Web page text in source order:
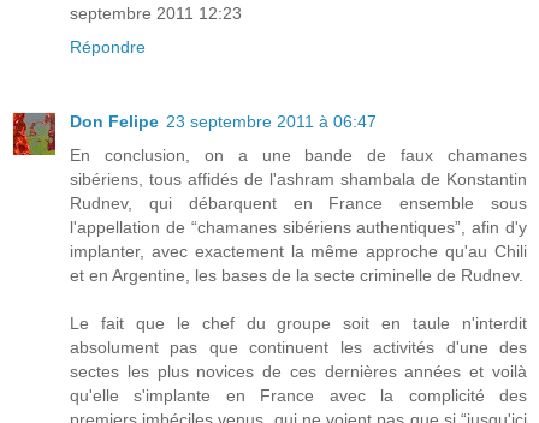
septembre 2011 12:23
Répondre
Don Felipe 23 septembre 2011 à 06:47
En conclusion, on a une bande de faux chamanes
sibériens, tous affidés de l'ashram shambala de Konstantin
Rudnev, qui débarquent en France ensemble sous
l'appellation de “chamanes sibériens authentiques”, afin d'y
implanter, avec exactement la même approche qu'au Chili
et en Argentine, les bases de la secte criminelle de Rudnev.
Le fait que le chef du groupe soit en taule n'interdit
absolument pas que continuent les activités d'une des
sectes les plus novices de ces dernières années et voilà
qu'elle s'implante en France avec la complicité des
premiers imbéciles venus, qui ne voient pas que si “jusqu'ici